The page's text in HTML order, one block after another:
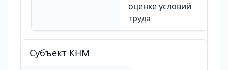
оценке условий
труда
Cубъект КНМ